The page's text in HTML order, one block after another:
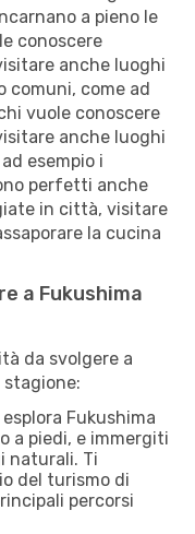
a pieno le
conoscere
anche luoghi
comuni, come ad
vuole conoscere
anche luoghi
esempio i
perfetti anche
in città, visitare
la cucina
a Fukushima
da svolgere a
esplora Fukushima
a piedi, e immergiti
naturali. Ti
del turismo di
percorsi